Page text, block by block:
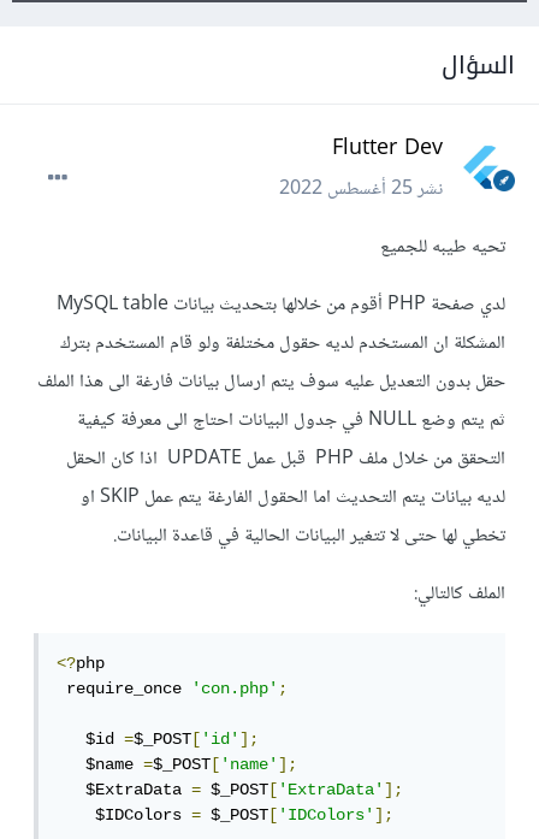
السؤال
Flutter Dev
نشر25 أغسطس 2022
تحيه طيبه للجميع
لدي صفحة PHP أقوم من خلالها بتحديث بيانات MySQL table
المشكلة ان المستخدم لديه حقول مختلفة ولو قام المستخدم بترك
حقل بدون التعديل عليه سوف يتم ارسال بيانات فارغة الى هذا الملف
ثم يتم وضع NULL في جدول البيانات احتاج الى معرفة كيفية
التحقق من خلال ملف PHP قبل عمل UPDATE اذا كان الحقل
لديه بيانات يتم التحديث اما الحقول الفارغة يتم عمل SKIP او
تخطي لها حتى لا تتغير البيانات الحالية في قاعدة البيانات.
الملف كالتالي:
<?php
require_once 'con.php';
   $id
=$_POST ['id'];
   $name
=$_POST ['name'];
   $ExtraData
= $_POST ['ExtraData'];
    $IDColors
= $_POST ['IDColors'];